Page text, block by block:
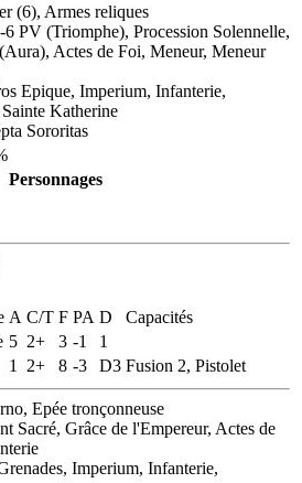
(6), Armes reliques
6 PV (Triomphe), Procession Solennelle,
Actes de Foi, Meneur, Meneur
Epique, Imperium, Infanterie,
Katherine
Sororitas
Personnages
A C/T F PA D
Capacités
5 2+ 3 -1
1
1 2+ 8 -3 D3 Fusion 2, Pistolet
Epée tronçonneuse
Sacré, Grâce de l'Empereur, Actes de
Imperium, Infanterie,